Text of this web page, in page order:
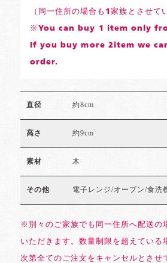
（同一住所の場合も1家族とさせて
※You can buy 1 item only
If you buy more 2item we
order.
直径 約8cm
高さ 約9cm
素材 木
その他 電子レンジ/オーブン/食洗
※別々のご家族でも同一住所へ配送の
いただきます。数量制限を超えている
次第全てのご注文をキャンセルとさせ